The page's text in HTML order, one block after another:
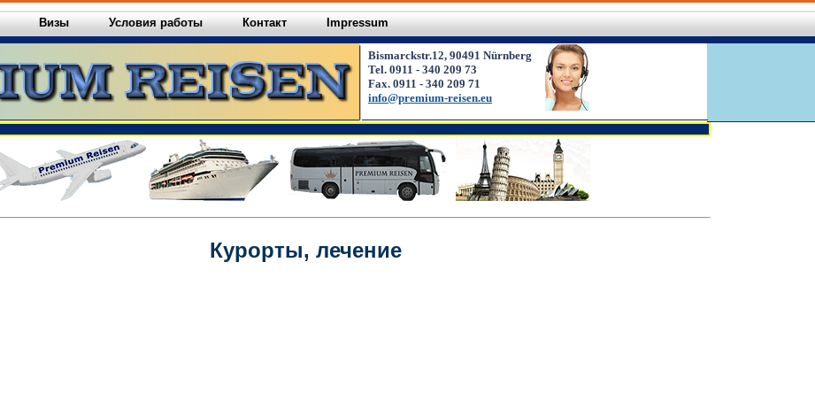
Визы Условия работы Контакт Impressum
Bismarckstr.12, 90491 Nürnberg
Tel. 0911 - 340 209 73
Fax. 0911 - 340 209 71
info@premium-reisen.eu
Курорты, лечение